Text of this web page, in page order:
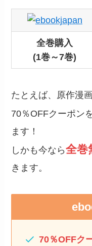
全巻購入
(1巻～7巻)
たとえば、原作漫
70％OFFクーポン
ます！
しかも今なら全巻
きます。
70％OFFク